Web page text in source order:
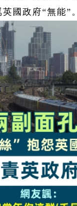
國政府“無能”。